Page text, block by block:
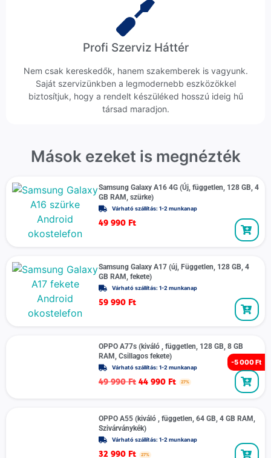
Profi Szerviz Háttér
Nem csak kereskedők, hanem szakemberek is vagyunk.
Saját szervizünkben a legmodernebb eszközökkel
biztosítjuk, hogy a rendelt készüléked hosszú ideig hű
társad maradjon.
Mások ezeket is megnézték
Samsung Galaxy A16 4G (Új, független, 128 GB, 4
GB RAM, szürke)
Várható szállítás: 1-2 munkanap
49 990 Ft
Samsung Galaxy A17 (új, Független, 128 GB, 4
GB RAM, fekete)
Várható szállítás: 1-2 munkanap
59 990 Ft
-5 000 Ft
OPPO A77s (kiváló , független, 128 GB, 8 GB
RAM, Csillagos fekete)
Várható szállítás: 1-2 munkanap
49 990Ft 44 990 Ft 27%
OPPO A55 (kiváló , független, 64 GB, 4 GB RAM,
Szivárványkék)
Várható szállítás: 1-2 munkanap
32 990 Ft 27%